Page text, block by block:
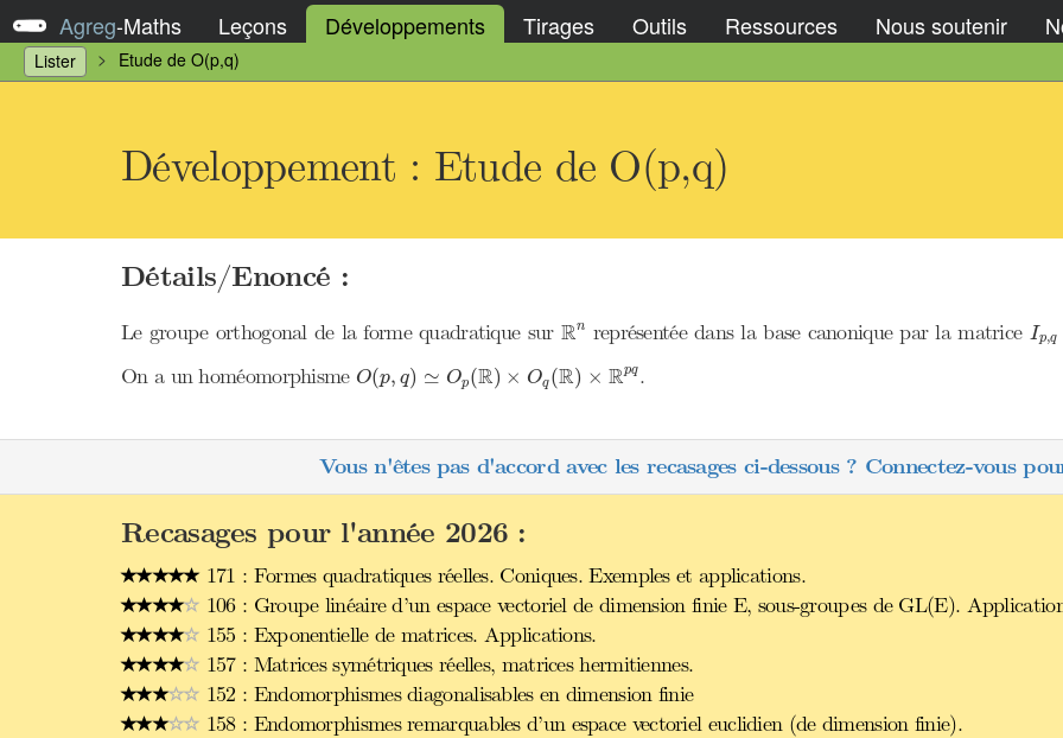
Agreg-Maths Leçons Développements Tirages Outils Ressources Nous soutenir
Lister Etude de O(p,q)
Développement : Etude de O(p,q)
Détails/Enoncé :
Le groupe orthogonal de la forme quadratique sur Rn
Rn représentée dans la base canonique par la matrice Ip,q
On a un homéomorphisme O(p, q) ≃ Op(R) × Oq(R) × Rpq
O( ) Op R)× O q( R)× R pq .
Vous n'êtes pas d'accord avec les recasages ci-dessous ? Connectez-vous
Recasages pour l'année 2026 :
171 : Formes quadratiques réelles. Coniques. Exemples et applications.
106 : Groupe linéaire d’un espace vectoriel de dimension finie E, sous-groupes de GL(E).
155 : Exponentielle de matrices. Applications.
157 : Matrices symétriques réelles, matrices hermitiennes.
152 : Endomorphismes diagonalisables en dimension finie
158 : Endomorphismes remarquables d’un espace vectoriel euclidien (de dimension finie).